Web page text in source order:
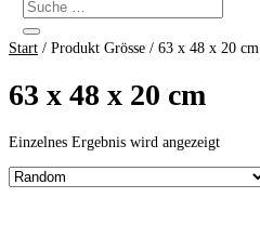
Start / Produkt Grösse / 63 x 48 x 20 cm
63 x 48 x 20 cm
Einzelnes Ergebnis wird angezeigt